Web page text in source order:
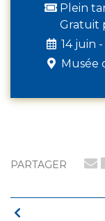
PARTAGER
Plein
Gratuit
14 juin
Musée